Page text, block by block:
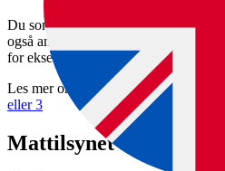
Du som er dyreholder, har ansvar
også ansvar for å informere
for eksempel veterinærbesøk og
Les mer om ansvaret som dyreholder i
eller 3
Mattilsynet skal bidra